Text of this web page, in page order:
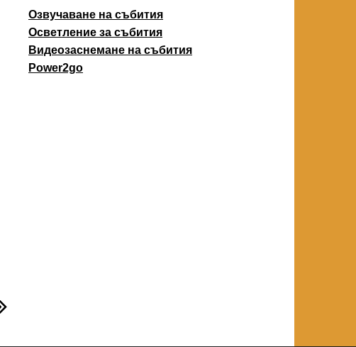
Озвучаване на събития
Осветление за събития
Видеозаснемане на събития
Power2go